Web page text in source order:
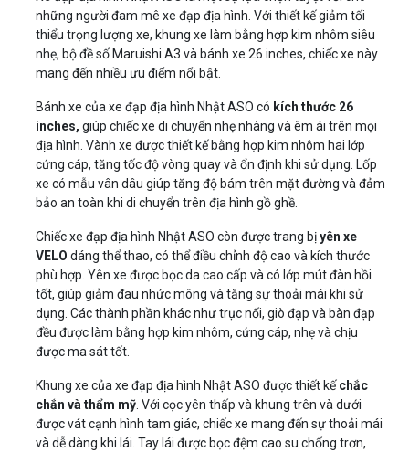
những người đam mê xe đạp địa hình. Với thiết kế giảm tối
thiểu trọng lượng xe, khung xe làm bằng hợp kim nhôm siêu
nhẹ, bộ đề số Maruishi A3 và bánh xe 26 inches, chiếc xe này
mang đến nhiều ưu điểm nổi bật.
Bánh xe của xe đạp địa hình Nhật ASO có kích thước 26
inches, giúp chiếc xe di chuyển nhẹ nhàng và êm ái trên mọi
địa hình. Vành xe được thiết kế bằng hợp kim nhôm hai lớp
cứng cáp, tăng tốc độ vòng quay và ổn định khi sử dụng. Lốp
xe có mẫu vân dâu giúp tăng độ bám trên mặt đường và đảm
bảo an toàn khi di chuyển trên địa hình gồ ghề.
Chiếc xe đạp địa hình Nhật ASO còn được trang bịyên xe
VELO dáng thể thao, có thể điều chỉnh độ cao và kích thước
phù hợp. Yên xe được bọc da cao cấp và có lớp mút đàn hồi
tốt, giúp giảm đau nhức mông và tăng sự thoải mái khi sử
dụng. Các thành phần khác như trục nối, giò đạp và bàn đạp
đều được làm bằng hợp kim nhôm, cứng cáp, nhẹ và chịu
được ma sát tốt.
Khung xe của xe đạp địa hình Nhật ASO được thiết kếchắc
chắn và thẩm mỹ . Với cọc yên thấp và khung trên và dưới
được vát cạnh hình tam giác, chiếc xe mang đến sự thoải mái
và dễ dàng khi lái. Tay lái được bọc đệm cao su chống trơn,